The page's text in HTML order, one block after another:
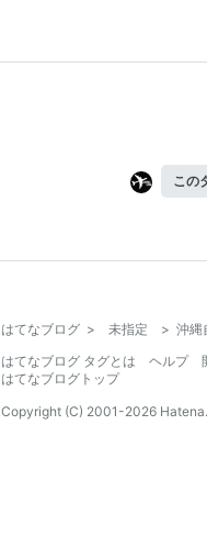
この
はてなブログ > 未指定 > 沖縄
はてなブログ タグとは
ヘルプ
はてなブログトップ
Copyright (C) 2001-2026 Hatena.